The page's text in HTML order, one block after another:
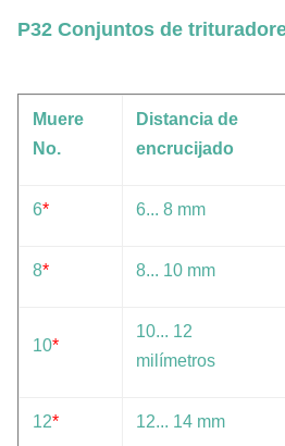
P32 Conjuntos de
Muere
No.
Distancia de
encrucijado
6* 6... 8 mm
8* 8... 10 mm
10*
10... 12
milímetros
12* 12... 14 mm